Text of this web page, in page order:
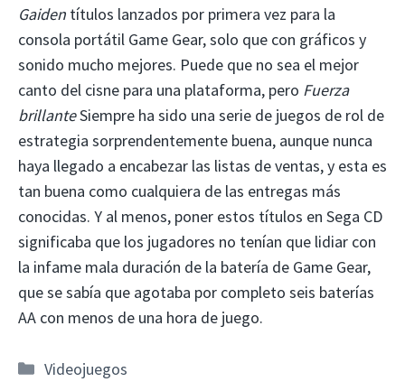
Gaiden títulos lanzados por primera vez para la
consola portátil Game Gear, solo que con gráficos y
sonido mucho mejores. Puede que no sea el mejor
canto del cisne para una plataforma, pero Fuerza
brillanteSiempre ha sido una serie de juegos de rol de
estrategia sorprendentemente buena, aunque nunca
haya llegado a encabezar las listas de ventas, y esta es
tan buena como cualquiera de las entregas más
conocidas. Y al menos, poner estos títulos en Sega CD
significaba que los jugadores no tenían que lidiar con
la infame mala duración de la batería de Game Gear,
que se sabía que agotaba por completo seis baterías
AA con menos de una hora de juego.
Categorías
Videojuegos